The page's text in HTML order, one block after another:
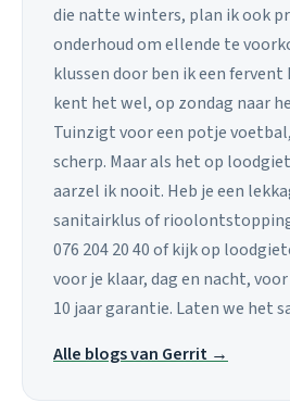
die natte winters, plan ik ook
onderhoud om ellende te
klussen door ben ik een fervent
kent het wel, op zondag naar
Tuinzigt voor een potje
scherp. Maar als het op
aarzel ik nooit. Heb je een
sanitairklus of
076 204 20 40 of kijk op
voor je klaar, dag en nacht,
10 jaar garantie. Laten we het
Alle blogs van Gerrit →